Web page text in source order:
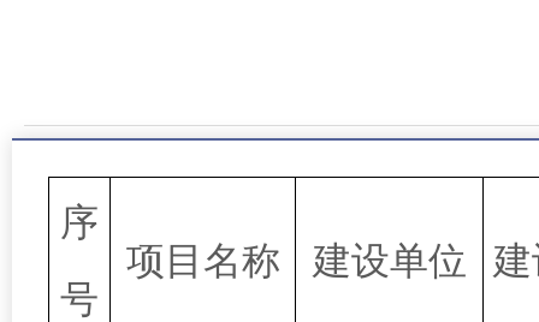
序
号
项目名称 建设单位